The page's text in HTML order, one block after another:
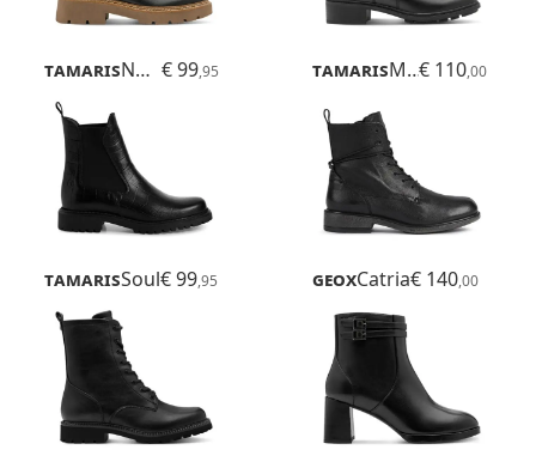
Tamaris Novana € 99,95 Tamaris Marly€ 110,00
TamarisSoul€ 99,95 GeoxCatria€ 140,00